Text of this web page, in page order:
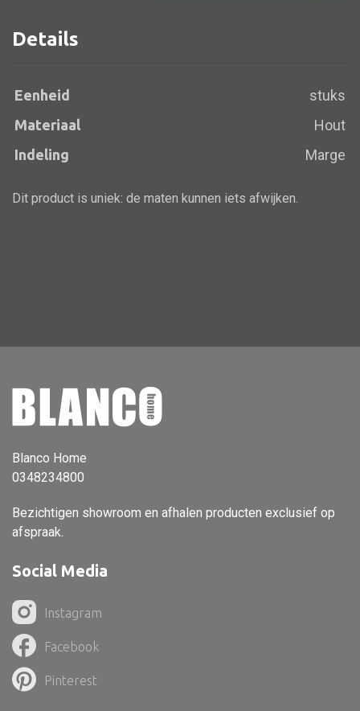
Alle banken
Bank hout
Bank IJzer
Chaise longues
Vloerlamp
Lampenkappen
Vaas
Object
Pilaar
Pot
Schaal
Dienblad
aantal
Details
Eenheid stuks
Materiaal Hout
Indeling Marge
Dit product is uniek: de maten kunnen iets afwijken.
Blanco Home
0348234800
Bezichtigen showroom en afhalen producten exclusief op
afspraak.
Social Media
Instagram
Facebook
Pinterest